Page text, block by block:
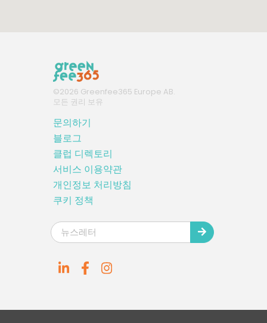
©2026 Greenfee365 Europe AB.
모든 권리 보유
문의하기
블로그
클럽 디렉토리
서비스 이용약관
개인정보 처리방침
쿠키 정책